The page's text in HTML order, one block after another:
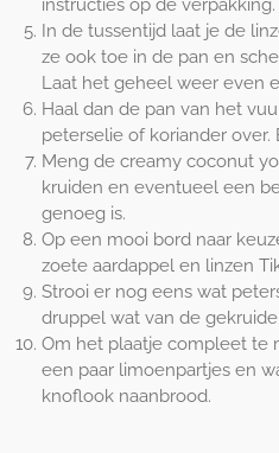
instructies op de verpakking.
In de tussentijd laat je de
ze ook toe in de pan en
Laat het geheel weer even
Haal dan de pan van het
peterselie of koriander
Meng de creamy coconut
kruiden en eventueel een
genoeg is.
Op een mooi bord naar
zoete aardappel en linzen
Strooi er nog eens wat
druppel wat van de
Om het plaatje compleet te
een paar limoenpartjes en
knoflook naanbrood.